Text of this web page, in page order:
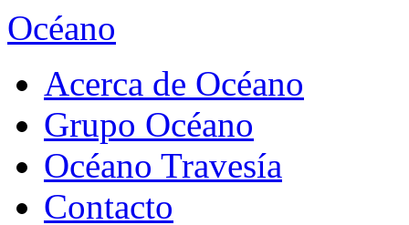
Océano
Acerca de Océano
Grupo Océano
Océano Travesía
Contacto